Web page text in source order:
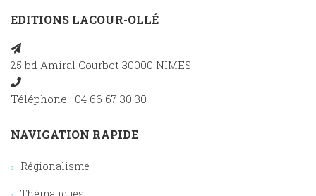
EDITIONS LACOUR-OLLÉ
25 bd Amiral Courbet 30000 NIMES
Téléphone : 04 66 67 30 30
NAVIGATION RAPIDE
Régionalisme